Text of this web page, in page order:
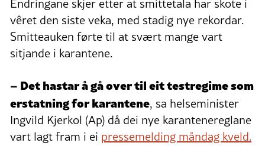
Endringane skjer etter at smittetala har skote i
vêret den siste veka, med stadig nye rekordar.
Smitteauken førte til at svært mange vart
sitjande i karantene.
– Det hastar å gå over til eit testregime som
erstatning for karantene, sa helseminister
Ingvild Kjerkol (Ap) då dei nye karantenereglane
vart lagt fram i ei pressemelding måndag kveld.